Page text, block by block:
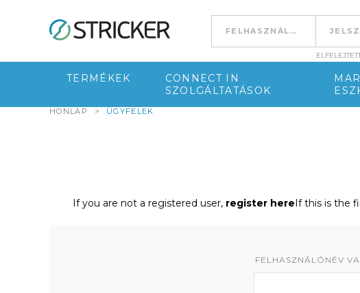
Go to content
TERMÉKEK
CONNECT IN
SZOLGÁLTATÁSOK
HONLAP > ÜGYFELEK
If you are not a registered user, register hereIf this is the
FELHASZNÁLÓNÉV